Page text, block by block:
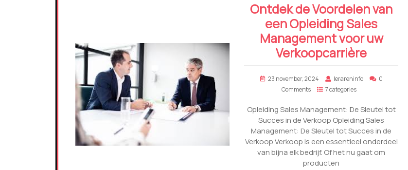
Ontdek de Voordelen van
een Opleiding Sales
Management voor uw
Verkoopcarrière
23 november, 2024 lerareninfo
0
Comments
7 categories
Opleiding Sales Management: De Sleutel tot
Succes in de Verkoop Opleiding Sales
Management: De Sleutel tot Succes in de
Verkoop Verkoop is een essentieel onderdeel
van bijna elk bedrijf. Of het nu gaat om
producten